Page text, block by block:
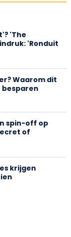
'The
'Ronduit
Waarom dit
besparen
spin-off op
of
krijgen